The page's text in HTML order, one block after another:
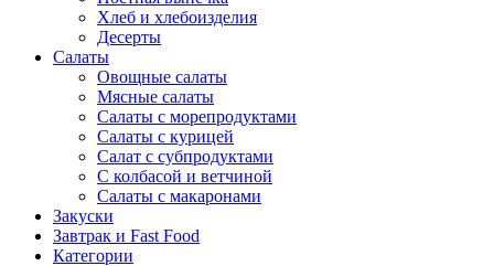
Хлеб и хлебоизделия
Десерты
Салаты
Овощные салаты
Мясные салаты
Салаты с морепродуктами
Салаты с курицей
Салат с субпродуктами
С колбасой и ветчиной
Салаты с макаронами
Закуски
Завтрак и Fast Food
Категории